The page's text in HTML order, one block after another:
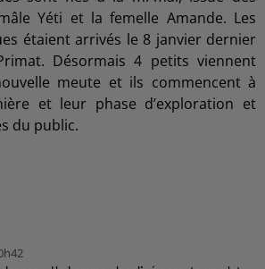
Yéti et la femelle Amande. Les
étaient arrivés le 8 janvier dernier
Désormais 4 petits viennent
meute et ils commencent à
et leur phase d’exploration et
du public.